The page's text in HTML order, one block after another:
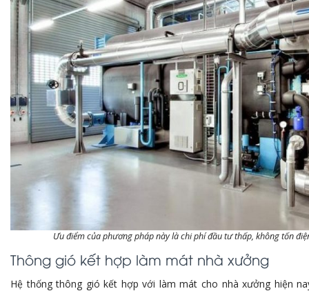
Ưu điểm của phương pháp này là chi phí đầu tư thấp, không tốn
Thông gió kết hợp làm mát nhà xưởng
Hệ thống thông gió kết hợp với làm mát cho nhà xưởng hiện